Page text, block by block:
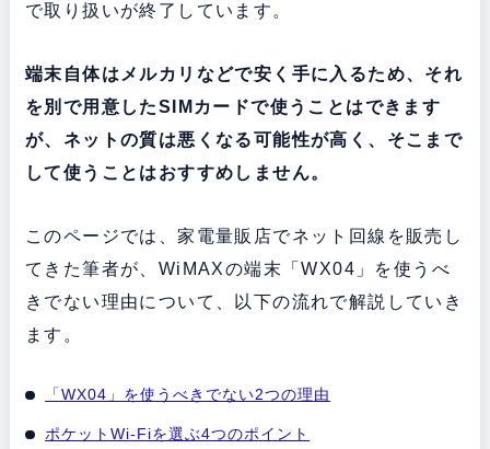
で取り扱いが終了しています。
端末自体はメルカリなどで安く手に入るため、それ
を別で用意したSIMカードで使うことはできます
が、ネットの質は悪くなる可能性が高く、そこまで
して使うことはおすすめしません。
このページでは、家電量販店でネット回線を販売し
てきた筆者が、WiMAXの端末「WX04」を使うべ
きでない理由について、以下の流れで解説していき
ます。
「WX04」を使うべきでない2つの理由
ポケットWi-Fiを選ぶ4つのポイント